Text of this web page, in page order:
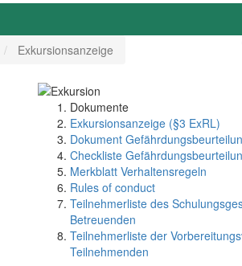
Exkursionsanzeige
Dokumente
Exkursionsanzeige (§3 ExRL)
Dokument
Checkliste
Merkblatt Verhaltensregeln
Rules of conduct
Teilnehmerliste des
Betreuenden
Teilnehmerliste der
Teilnehmenden